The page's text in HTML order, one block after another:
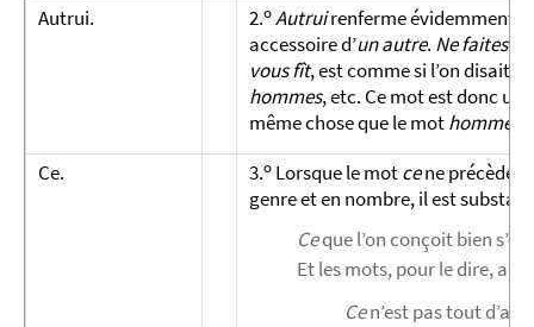
Autrui.
2.oAutruirenferme évidemment
accessoire d’un autre. Ne faites
vous fît, est comme si l’on disait :
hommes, etc. Ce mot est donc
même chose que le mothomme
Ce.
3.o Lorsque le motcene précède
genre et en nombre, il est
Ceque l’on conçoit bien
Et les mots, pour le dire,
Cen’est pas tout